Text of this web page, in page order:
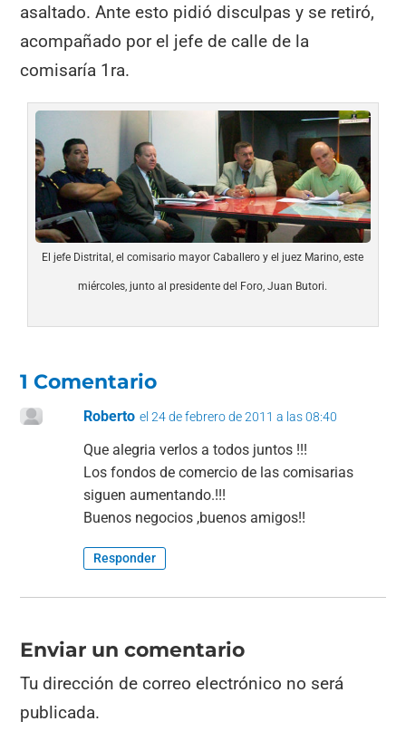
asaltado. Ante esto pidió disculpas y se retiró,
acompañado por el jefe de calle de la
comisaría 1ra.
El jefe Distrital, el comisario mayor Caballero y el juez Marino, este
miércoles, junto al presidente del Foro, Juan Butori.
1 Comentario
Roberto el 24 de febrero de 2011 a las 08:40
Que alegria verlos a todos juntos !!!
Los fondos de comercio de las comisarias
siguen aumentando.!!!
Buenos negocios ,buenos amigos!!
Responder
Enviar un comentario
Tu dirección de correo electrónico no será
publicada.